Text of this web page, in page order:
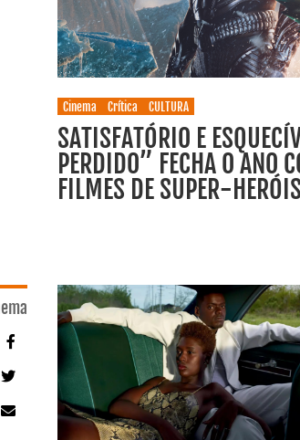
Cinema Crítica CULTURA
SATISFATÓRIO E
PERDIDO” FECHA O ANO
FILMES DE SUPER-HERÓIS